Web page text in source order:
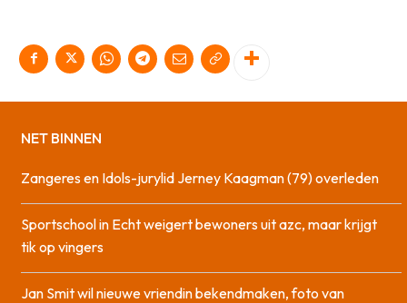
NET BINNEN
Zangeres en Idols-jurylid Jerney Kaagman (79) overleden
Sportschool in Echt weigert bewoners uit azc, maar krijgt
tik op vingers
Jan Smit wil nieuwe vriendin bekendmaken, foto van